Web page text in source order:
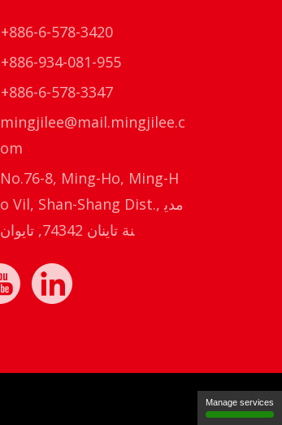
+886-6-578-3420
+886-934-081-955
+886-6-578-3347
mingjilee@mail.mingjilee.c
om
No.76-8, Ming-Ho, Ming-H
o Vil, Shan-Shang Dist., مدي
نة تاينان 74342, تايوان
Manage services